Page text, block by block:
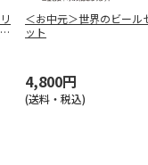
＜お中元＞世界のビール
ット
4,800円
(送料・税込)